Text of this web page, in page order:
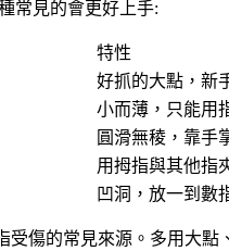
常見的會更好上手:
特性
好抓的大點，新
小而薄，只能用
圓滑無稜，靠手
用拇指與其他指
凹洞，放一到數
傷的常見來源。多用大點